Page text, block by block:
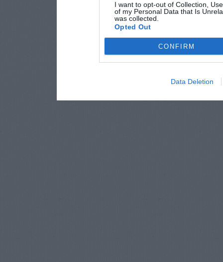
I want to opt-out of Collection,
of my Personal Data that Is
was collected.
Opted Out
CONFIRM
Data Deletion